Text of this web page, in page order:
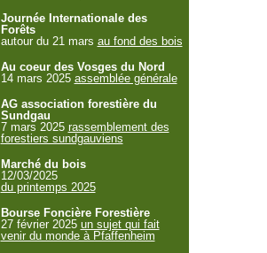
Journée Internationale des
Forêts
autour du 21 mars au fond des bois
Au coeur des Vosges du Nord
14 mars 2025 assemblée générale
AG association forestière du
Sundgau
7 mars 2025 rassemblement des
forestiers sundgauviens
Marché du bois
12/03/2025
du printemps 2025
Bourse Foncière Forestière
27 février 2025 un sujet qui fait
venir du monde à Pfaffenheim